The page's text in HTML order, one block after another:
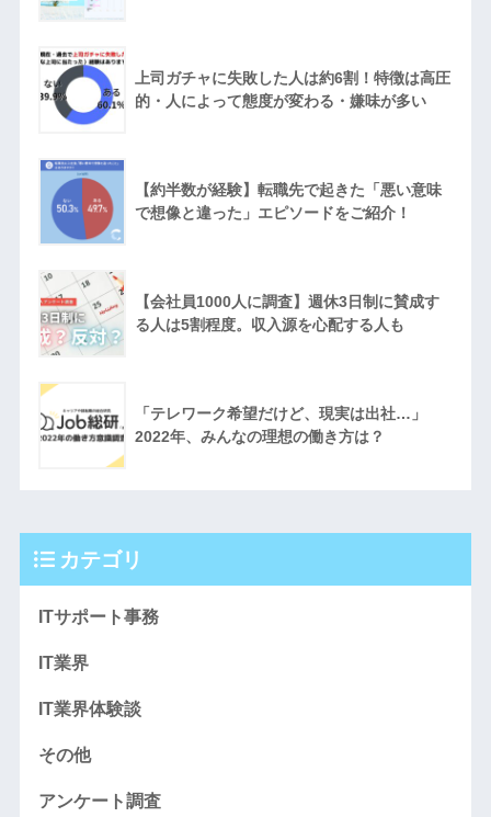
上司ガチャに失敗した人は約6割！特徴は高圧
的・人によって態度が変わる・嫌味が多い
【約半数が経験】転職先で起きた「悪い意味
で想像と違った」エピソードをご紹介！
【会社員1000人に調査】週休3日制に賛成す
る人は5割程度。収入源を心配する人も
「テレワーク希望だけど、現実は出社…」
2022年、みんなの理想の働き方は？
カテゴリ
ITサポート事務
IT業界
IT業界体験談
その他
アンケート調査